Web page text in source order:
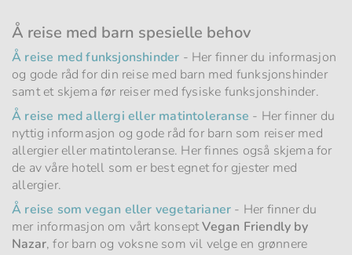
Å reise med barn spesielle behov
Å reise med funksjonshinder - Her finner du informasjon
og gode råd for din reise med barn med funksjonshinder
samt et skjema før reiser med fysiske funksjonshinder.
Å reise med allergi eller matintoleranse - Her finner du
nyttig informasjon og gode råd for barn som reiser med
allergier eller matintoleranse. Her finnes også skjema for
de av våre hotell som er best egnet for gjester med
allergier.
Å reise som vegan eller vegetarianer - Her finner du
mer informasjon om vårt konseptVegan Friendly by
Nazar, for barn og voksne som vil velge en grønnere